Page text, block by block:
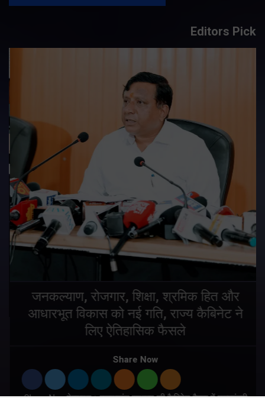
Editors Pick
जनकल्याण, रोजगार, शिक्षा, श्रमिक हित और
आधारभूत विकास को नई गति, राज्य कैबिनेट ने
लिए ऐतिहासिक फैसले
Share Now